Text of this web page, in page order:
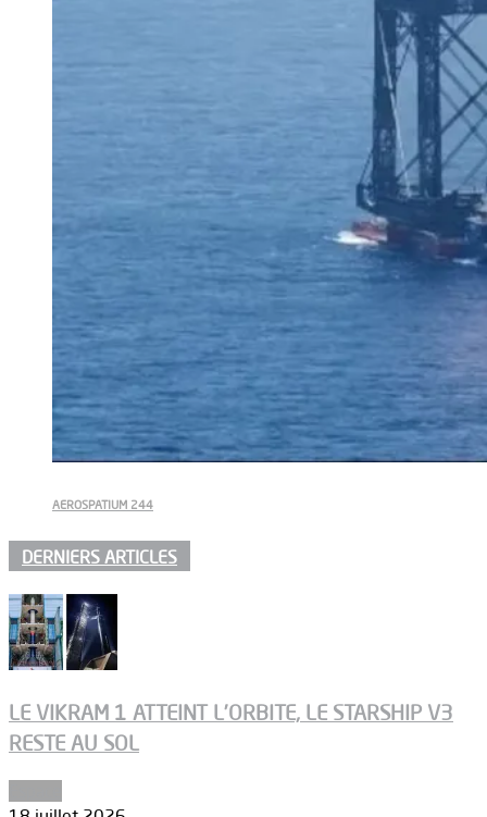
AEROSPATIUM 244
DERNIERS ARTICLES
LE VIKRAM 1 ATTEINT L’ORBITE, LE STARSHIP V3
RESTE AU SOL